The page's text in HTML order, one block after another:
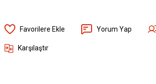
Yorum Yap
Karşılaştır